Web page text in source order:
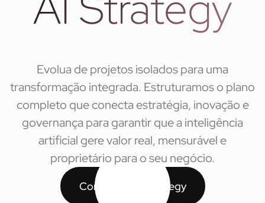
Evolua de projetos isolados para uma
transformação integrada. Estruturamos o plano
completo que conecta estratégia, inovação e
governança para garantir que a inteligência
artificial gere valor real, mensurável e
proprietário para o seu negócio.
Conheça o AI Strategy